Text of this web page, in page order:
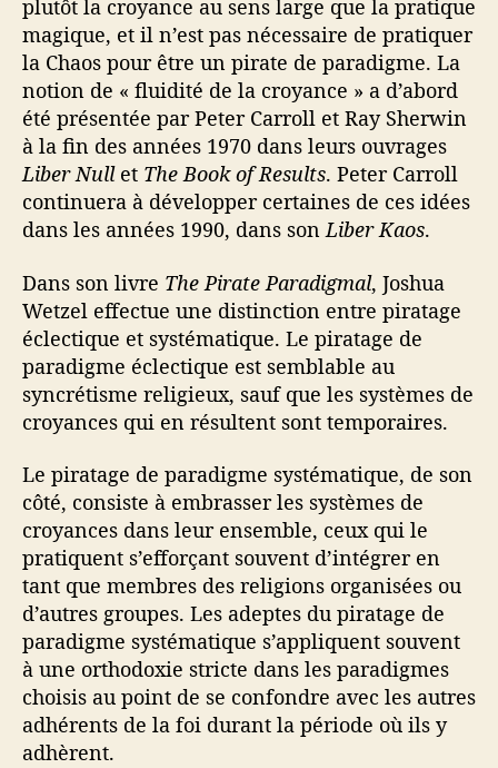
plutôt la croyance au sens large que la pratique
magique, et il n’est pas nécessaire de pratiquer
la Chaos pour être un pirate de paradigme. La
notion de « fluidité de la croyance » a d’abord
été présentée par Peter Carroll et Ray Sherwin
à la fin des années 1970 dans leurs ouvrages
Liber Null et The Book of Results. Peter Carroll
continuera à développer certaines de ces idées
dans les années 1990, dans sonLiber Kaos.
Dans son livre The Pirate Paradigmal, Joshua
Wetzel effectue une distinction entre piratage
éclectique et systématique. Le piratage de
paradigme éclectique est semblable au
syncrétisme religieux, sauf que les systèmes de
croyances qui en résultent sont temporaires.
Le piratage de paradigme systématique, de son
côté, consiste à embrasser les systèmes de
croyances dans leur ensemble, ceux qui le
pratiquent s’efforçant souvent d’intégrer en
tant que membres des religions organisées ou
d’autres groupes. Les adeptes du piratage de
paradigme systématique s’appliquent souvent
à une orthodoxie stricte dans les paradigmes
choisis au point de se confondre avec les autres
adhérents de la foi durant la période où ils y
adhèrent.